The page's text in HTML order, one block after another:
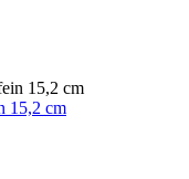
15,2 cm